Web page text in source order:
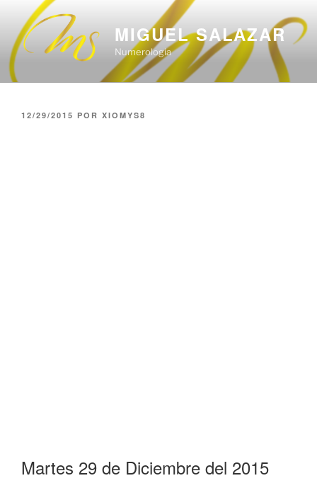
contenido
MIGUEL SALAZAR
Numerologia
PUBLICADO
12/29/2015 POR XIOMYS8
Martes 29 de Diciembre del 2015